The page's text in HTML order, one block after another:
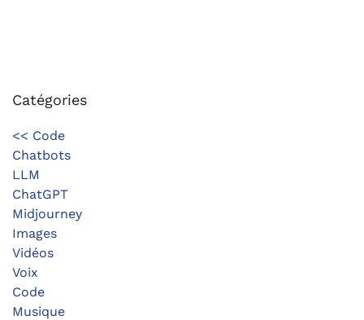
Catégories
<< Code
Chatbots
LLM
ChatGPT
Midjourney
Images
Vidéos
Voix
Code
Musique